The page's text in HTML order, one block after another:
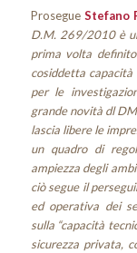
Prosegue Stefano
D.M. 269/2010 è
prima volta
cosiddetta
per le
grande novità dl
lascia libere le
un quadro di
ampiezza degli
ciò segue il
ed operativa dei
sulla “capacità
sicurezza privata,